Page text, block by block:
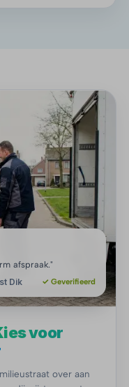
afspraak."
Dik ✓ Geverifieerd
voor
over aan